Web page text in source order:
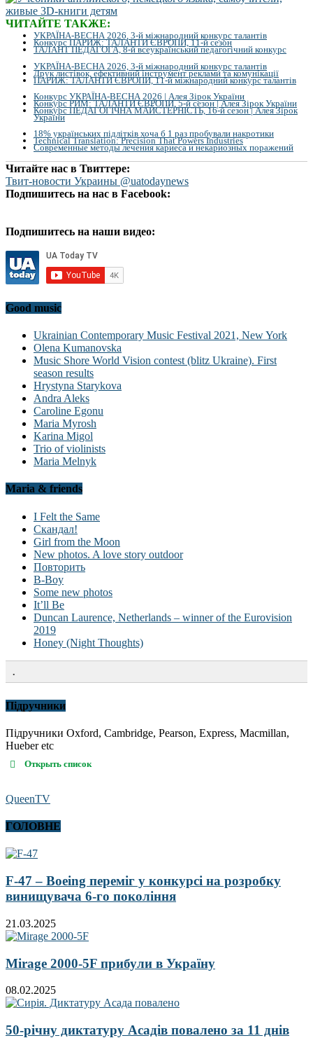
ЧИТАЙТЕ ТАКЖЕ:
УКРАЇНА-ВЕСНА 2026, 3-й міжнародний конкурс талантів
Конкурс ПАРИЖ: ТАЛАНТИ ЄВРОПИ, 11-й сезон
ТАЛАНТ ПЕДАГОГА, 8-й всеукраїнський педагогічний конкурс
УКРАЇНА-ВЕСНА 2026, 3-й міжнародний конкурс талантів
Друк листівок, ефективний інструмент реклами та комунікації
ПАРИЖ: ТАЛАНТИ ЄВРОПИ, 11-й міжнародний конкурс талантів
Конкурс УКРАЇНА-ВЕСНА 2026 | Алея Зірок України
Конкурс РИМ: ТАЛАНТИ ЄВРОПИ, 5-й сезон | Алея Зірок України
Конкурс ПЕДАГОГІЧНА МАЙСТЕРНІСТЬ, 16-й сезон | Алея Зірок
України
18% українських підлітків хоча б 1 раз пробували накротики
Technical Translation: Precision That Powers Industries
Современные методы лечения кариеса и некариозных поражений
Читайте нас в Твиттере:
Твит-новости Украины @uatodaynews
Подпишитесь на нас в Facebook:
Подпишитесь на наши видео:
Good music
Ukrainian Contemporary Music Festival 2021, New York
Olena Kumanovska
Music Shore World Vision contest (blitz Ukraine). First
season results
Hrystyna Starykova
Andra Aleks
Caroline Egonu
Maria Myrosh
Karina Migol
Trio of violinists
Maria Melnyk
Maria & friends
I Felt the Same
Скандал!
Girl from the Moon
New photos. A love story outdoor
Повторить
B-Boy
Some new photos
It’ll Be
Duncan Laurence, Netherlands – winner of the Eurovision
2019
Honey (Night Thoughts)
.
Підручники
Підручники Oxford, Cambridge, Pearson, Express, Macmillan,
Hueber etc
Открыть список
QueenTV
ГОЛОВНЕ
F-47 – Boeing переміг у конкурсі на розробку
винищувача 6-го покоління
21.03.2025
Mirage 2000-5F прибули в Україну
08.02.2025
50-річну диктатуру Асадів повалено за 11 днів